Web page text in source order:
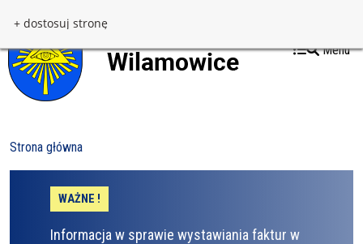
+ dostosuj stronę
Menu
Strona główna
WAŻNE !
Informacja w sprawie wystawiania faktur w